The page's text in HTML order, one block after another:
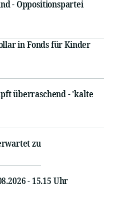
- Oppositionspartei
in Fonds für Kinder
überraschend - 'kalte
zu
- 15.15 Uhr